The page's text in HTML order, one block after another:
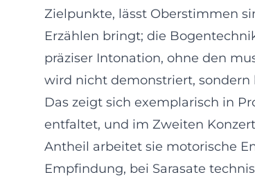
Zielpunkte, lässt Oberstimmen
Erzählen bringt; die
präziser Intonation, ohne den
wird nicht demonstriert, sondern
Das zeigt sich exemplarisch in
entfaltet, und im Zweiten
Antheil arbeitet sie motorische
Empfindung, bei Sarasate